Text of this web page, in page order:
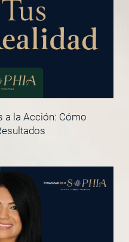
a la Acción: Cómo